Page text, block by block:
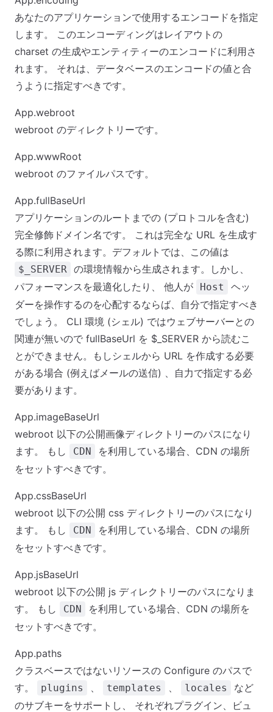
あなたのアプリケーションで使用するエンコードを指定
します。 このエンコーディングはレイアウトの
charset の生成やエンティティーのエンコードに利用さ
れます。 それは、データベースのエンコードの値と合
うように指定すべきです。
App.webroot
webroot のディレクトリーです。
App.wwwRoot
webroot のファイルパスです。
App.fullBaseUrl
アプリケーションのルートまでの (プロトコルを含む)
完全修飾ドメイン名です。 これは完全な URL を生成す
る際に利用されます。デフォルトでは、この値は
$_SERVER の環境情報から生成されます。しかし、
パフォーマンスを最適化したり、 他人が
Host
ヘッ
ダーを操作するのを心配するならば、自分で指定すべき
でしょう。 CLI 環境 (シェル) ではウェブサーバーとの
関連が無いので fullBaseUrl を $_SERVER から読むこ
とができません。もしシェルから URL を作成する必要
がある場合 (例えばメールの送信) 、自力で指定する必
要があります。
App.imageBaseUrl
webroot 以下の公開画像ディレクトリーのパスになり
ます。 もし
CDN
を利用している場合、CDN の場所
をセットすべきです。
App.cssBaseUrl
webroot 以下の公開 css ディレクトリーのパスになり
ます。 もし
CDN
を利用している場合、CDN の場所
をセットすべきです。
App.jsBaseUrl
webroot 以下の公開 js ディレクトリーのパスになりま
す。 もし
CDN
を利用している場合、CDN の場所を
セットすべきです。
App.paths
クラスベースではないリソースの Configure のパスで
す。
plugins 、 templates 、 locales
など
のサブキーをサポートし、 それぞれプラグイン、ビュ